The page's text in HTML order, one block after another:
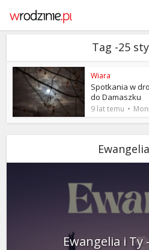
Tag -25
Wiara
Spotkania w
do Damaszku
9 lat temu
Ewangelia i Ty